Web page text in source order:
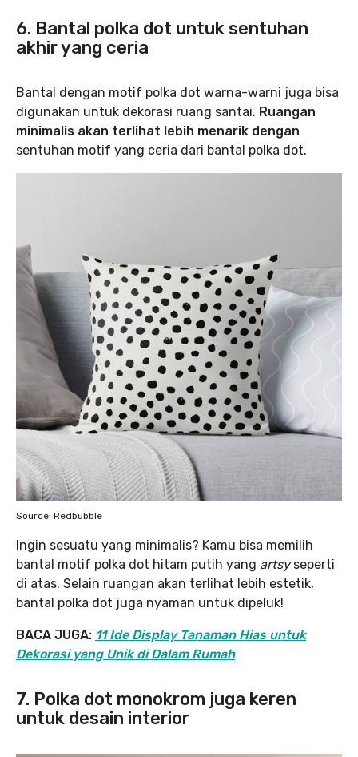
6. Bantal polka dot untuk sentuhan
akhir yang ceria
Bantal dengan motif polka dot warna-warni juga bisa
digunakan untuk dekorasi ruang santai. Ruangan
minimalis akan terlihat lebih menarik dengan
sentuhan motif yang ceria dari bantal polka dot.
Source: Redbubble
Ingin sesuatu yang minimalis? Kamu bisa memilih
bantal motif polka dot hitam putih yang artsyseperti
di atas. Selain ruangan akan terlihat lebih estetik,
bantal polka dot juga nyaman untuk dipeluk!
BACA JUGA: 11 Ide Display Tanaman Hias untuk
Dekorasi yang Unik di Dalam Rumah
7. Polka dot monokrom juga keren
untuk desain interior